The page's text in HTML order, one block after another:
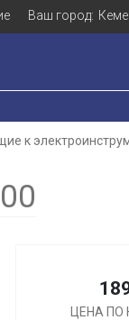
Ваш город:
к
ЦЕНА ПО